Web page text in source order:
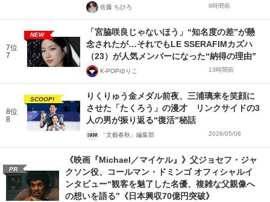
佐藤 ちひろ 9時間前
7位
7
NEW
「宮脇咲良じゃないほう」“知名度の差”が懸
念されたが…それでもLE SSERAFIMカズハ
（23）が人気メンバーになった“納得の理由”
K-POPゆりこ 13時間前
8位
8
SCOOP!
りくりゅう金メダル前夜、三浦璃来を笑顔に
させた「たくろう」の漫才 リンクサイドの3
人の男が振り返る“復活”秘話
「文藝春秋」編集部 2026/05/08
PR
《映画『Michael／マイケル』》父ジョセフ・ジャ
クソン役、コールマン・ドミンゴ オフィシャルイ
ンタビュー“観客を魅了した名優、複雑な父親像へ
の想いを語る”《日本興収70億円突破》